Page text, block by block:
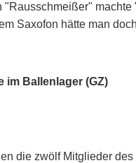
Saxofon hätte man
im Ballenlager (GZ)
die zwölf Mitglieder